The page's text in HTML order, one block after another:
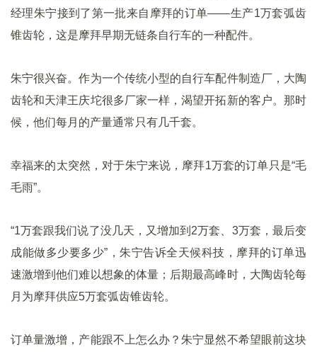
经理朱宁接到了第一批来自摩拜的订单——生产1万套弧齿
锥齿轮，这是摩拜早期无链条自行车的一种配件。
朱宁很兴奋。作为一个传统小型的自行车配件制造厂，大陶
齿轮和天津王庆坨很多厂家一样，渴望开拓新的客户。那时
候，他们每月的产量通常只有几千套。
幸福来的太突然，对于朱宁来说，摩拜1万套的订单只是“毛
毛雨”。
“1万套跟我们说了没几天，又增加到2万套、3万套，最后变
成能做多少要多少”，朱宁告诉全天候科技，摩拜的订单迅
速激增到他们难以想象的体量；后期最高峰时，大陶齿轮每
月为摩拜供应5万套弧齿锥齿轮。
订单量激增，产能跟不上怎么办？朱宁显然不希望眼前这块